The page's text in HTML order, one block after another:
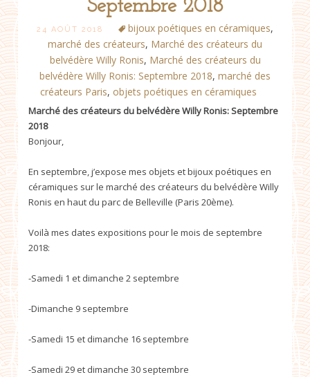
Septembre 2018
24 AOÛT 2018 bijoux poétiques en céramiques,
marché des créateurs, Marché des créateurs du
belvédère Willy Ronis, Marché des créateurs du
belvédère Willy Ronis: Septembre 2018, marché des
créateurs Paris, objets poétiques en céramiques
Marché des créateurs du belvédère Willy Ronis: Septembre
2018
Bonjour,
En septembre, j’expose mes objets et bijoux poétiques en
céramiques sur le marché des créateurs du belvédère Willy
Ronis en haut du parc de Belleville (Paris 20ème).
Voilà mes dates expositions pour le mois de septembre
2018:
-Samedi 1 et dimanche 2 septembre
-Dimanche 9 septembre
-Samedi 15 et dimanche 16 septembre
-Samedi 29 et dimanche 30 septembre